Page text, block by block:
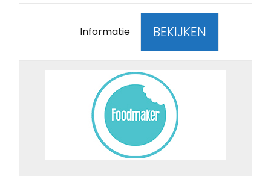
Informatie BEKIJKEN